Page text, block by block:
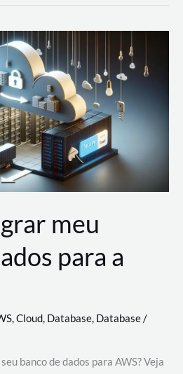
meu
para a
,Cloud, Database, Database/
banco de dados para AWS? Veja